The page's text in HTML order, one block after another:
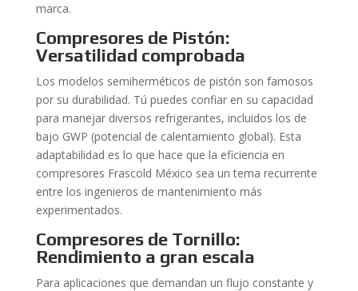
marca.
Compresores de Pistón:
Versatilidad comprobada
Los modelos semiherméticos de pistón son famosos
por su durabilidad. Tú puedes confiar en su capacidad
para manejar diversos refrigerantes, incluidos los de
bajo GWP (potencial de calentamiento global). Esta
adaptabilidad es lo que hace que la eficiencia en
compresores Frascold México sea un tema recurrente
entre los ingenieros de mantenimiento más
experimentados.
Compresores de Tornillo:
Rendimiento a gran escala
Para aplicaciones que demandan un flujo constante y